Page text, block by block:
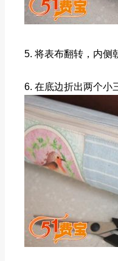
5. 将表布翻转，内侧
6. 在底边折出两个小